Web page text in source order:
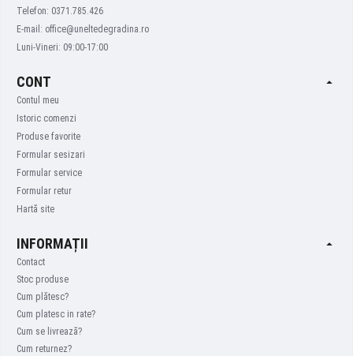
Telefon: 0371.785.426
E-mail: office@uneltedegradina.ro
Luni-Vineri: 09:00-17:00
CONT
Contul meu
Istoric comenzi
Produse favorite
Formular sesizari
Formular service
Formular retur
Hartă site
INFORMAȚII
Contact
Stoc produse
Cum plătesc?
Cum platesc in rate?
Cum se livrează?
Cum returnez?